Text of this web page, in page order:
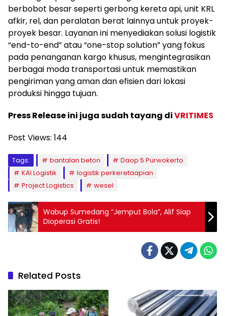
berbobot besar seperti gerbong kereta api, unit KRL
afkir, rel, dan peralatan berat lainnya untuk proyek-
proyek besar. Layanan ini menyediakan solusi logistik
“end-to-end” atau “one-stop solution” yang fokus
pada penanganan kargo khusus, mengintegrasikan
berbagai moda transportasi untuk memastikan
pengiriman yang aman dan efisien dari lokasi
produksi hingga tujuan.
Press Release ini juga sudah tayang diVRITIMES
Post Views: 144
Tags: bantalan beton
Daop 5 Purwokerto
KAI Logistik
logistik perkeretaapian
Project Logistics
wesel
Wabup Sumedang “Jemput Bola”, Alif Siap
Dioperasi Gratis!
Related Posts